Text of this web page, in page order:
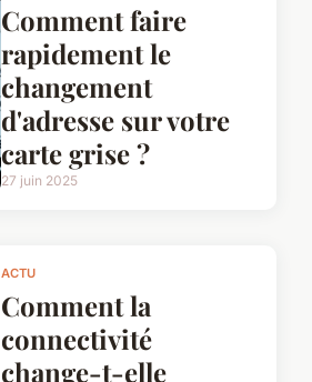
Comment faire
rapidement le
changement
d'adresse sur votre
carte grise ?
27 juin 2025
ACTU
Comment la
connectivité
change-t-elle